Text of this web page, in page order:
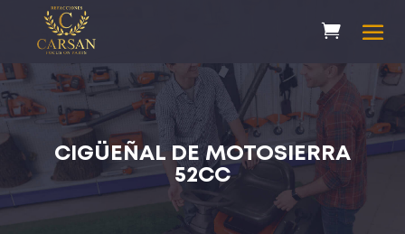
CIGÜEÑAL DE MOTOSIERRA
52CC